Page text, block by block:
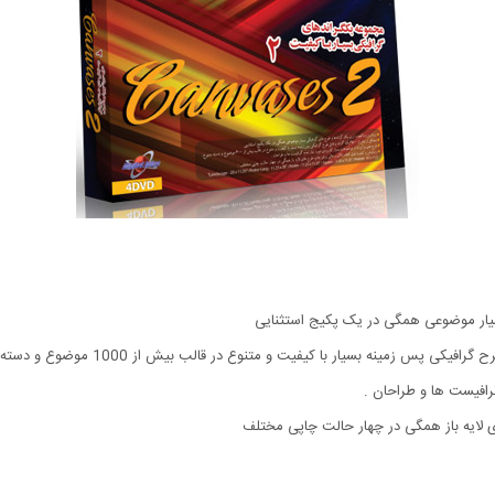
موضوعی همگی در یک پکیج استثنایی
ها و طراحان .
لایه باز همگی در چهار حالت چاپی مختلف